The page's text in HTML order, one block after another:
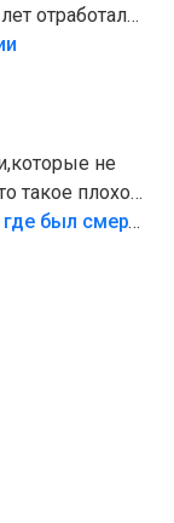
отработали
не
такое плохо!
же
«Попал на пику»: СК показал место, где был смертельно травмирован ребенок в Тольятти